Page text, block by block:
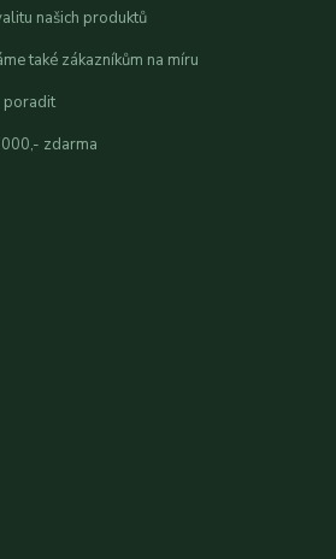
našich produktů
také zákazníkům na míru
poradit
zdarma